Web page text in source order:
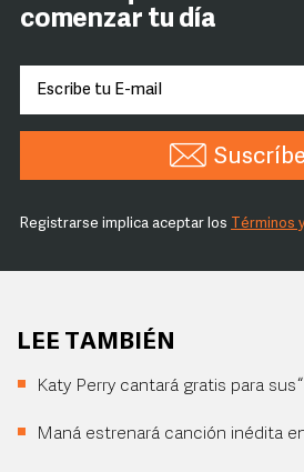
comenzar tu día
Registrarse implica aceptar los Términos
LEE TAMBIÉN
Katy Perry cantará gratis para sus
Maná estrenará canción inédita